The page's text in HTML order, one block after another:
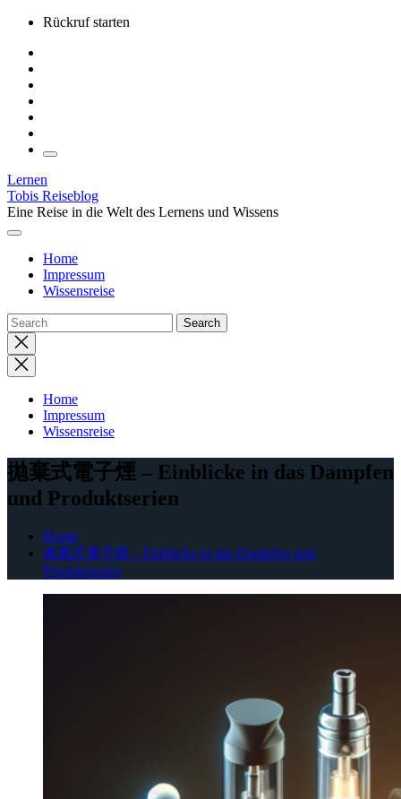
Skip
content
Rückruf starten
Lernen
Tobis Reiseblog
Eine Reise in die Welt des Lernens und Wissens
Home
Impressum
Wissensreise
Close
search
Home
Impressum
Wissensreise
拋棄式電子煙 – Einblicke in das Dampfen
und Produktserien
Home
拋棄式電子煙 – Einblicke in das Dampfen und
Produktserien